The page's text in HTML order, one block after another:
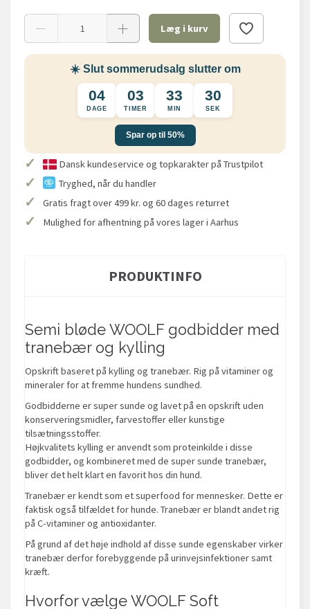
Læg i kurv
☀️ Slut sommerudsalg slutter om
04
DAGE
03
TIMER
33
MIN
30
SEK
Spar op til 50%
✓ Dansk kundeservice og topkarakter på Trustpilot
✓ Tryghed, når du handler
✓ Gratis fragt over 499 kr. og 60 dages returret
✓ Mulighed for afhentning på vores lager i Aarhus
PRODUKTINFO
Semi bløde WOOLF godbidder med
tranebær og kylling
Opskrift baseret på kylling og tranebær. Rig på vitaminer og
mineraler for at fremme hundens sundhed.
Godbidderne er super sunde og lavet på en opskrift uden
konserveringsmidler, farvestoffer eller kunstige
tilsætningsstoffer.
Højkvalitets kylling er anvendt som proteinkilde i disse
godbidder, og kombineret med de super sunde tranebær,
bliver det helt klart en favorit hos din hund.
Tranebær er kendt som et superfood for mennesker. Dette er
faktisk også tilfældet for hunde. Tranebær er blandt andet rig
på C-vitaminer og antioxidanter.
På grund af det høje indhold af disse sunde egenskaber virker
tranebær derfor forebyggende på urinvejsinfektioner samt
kræft.
Hvorfor vælge WOOLF Soft